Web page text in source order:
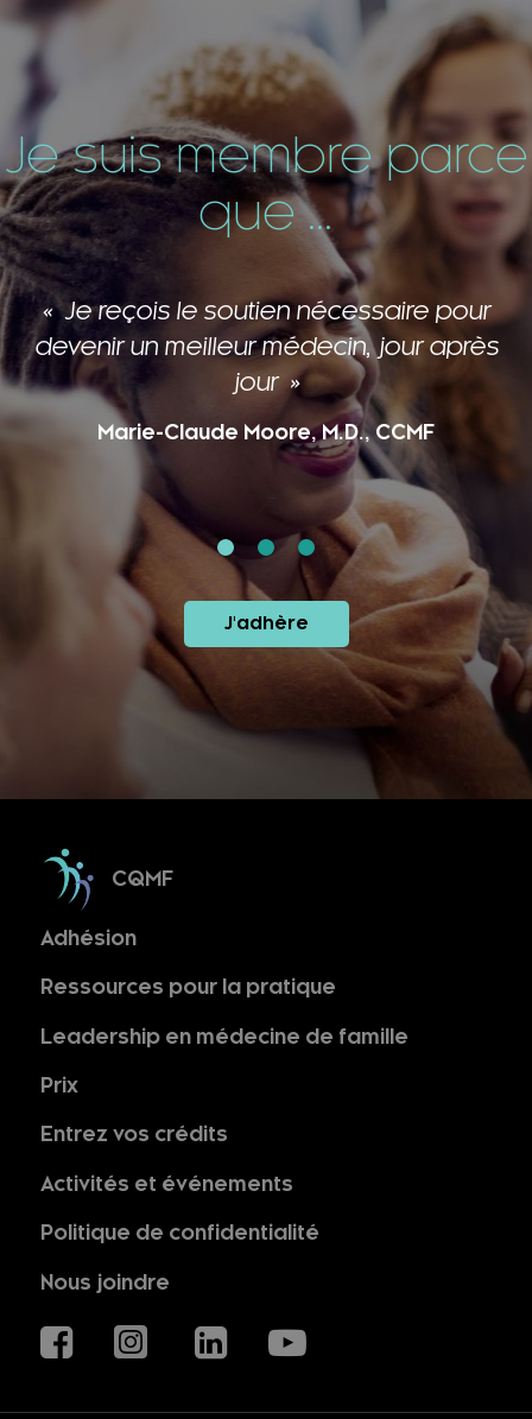
Je suis membre parce
que ...
Les membres de cette grande famille
me ressourcent et m’inspirent!
Caroline Laberge, M.D., CCMF, FCMF
J'adhère
CQMF
Adhésion
Ressources pour la pratique
Leadership en médecine de famille
Prix
Entrez vos crédits
Activités et événements
Politique de confidentialité
Nous joindre